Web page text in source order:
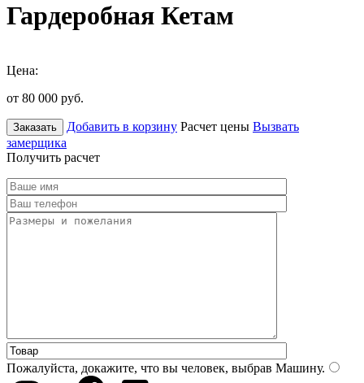
Гардеробная Кетам
Цена:
от 80 000 руб.
Заказать Добавить в корзину Расчет цены Вызвать
замерщика
Получить расчет
Пожалуйста, докажите, что вы человек, выбрав Машину.